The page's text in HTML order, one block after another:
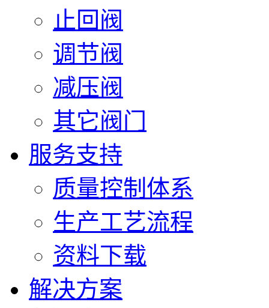
止回阀
调节阀
减压阀
其它阀门
服务支持
质量控制体系
生产工艺流程
资料下载
解决方案